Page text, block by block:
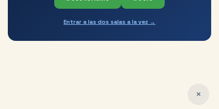
Entrar a las dos salas a la vez →
✕